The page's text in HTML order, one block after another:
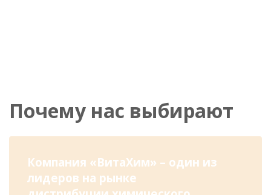
Почему нас выбирают
Компания «ВитаХим» – один из
лидеров на рынке